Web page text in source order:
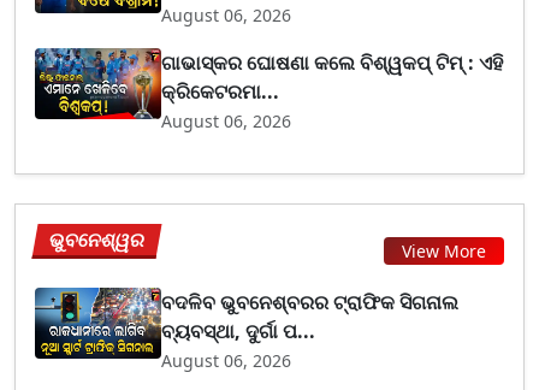
August 06, 2026
ଗାଭାସ୍କର ଘୋଷଣା କଲେ ବିଶ୍ୱକପ୍ ଟିମ୍ : ଏହି
କ୍ରିକେଟରମା...
August 06, 2026
ଭୁବନେଶ୍ୱର View More
ବଦଳିବ ଭୁବନେଶ୍ବରର ଟ୍ରାଫିକ ସିଗନାଲ
ବ୍ୟବସ୍ଥା, ଦୁର୍ଗା ପ...
August 06, 2026